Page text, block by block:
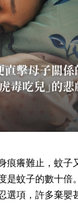
癢難止，蚊子
蚊子的數十倍
選項，許多棄嬰